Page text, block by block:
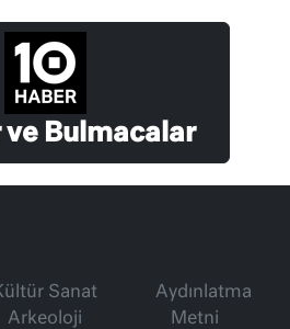
ve Bulmacalar
Sanat
Arkeoloji
Aydınlatma
Metni